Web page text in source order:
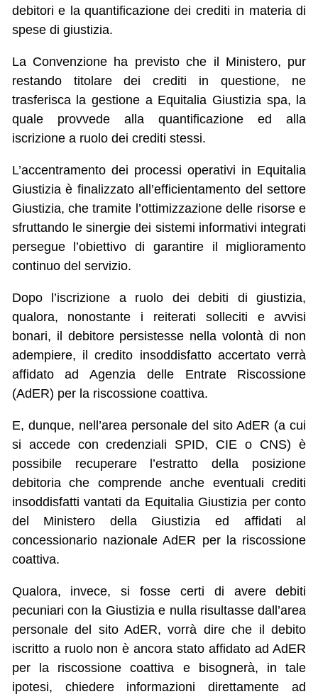
debitori e la quantificazione dei crediti in materia di
spese di giustizia.
La Convenzione ha previsto che il Ministero, pur
restando titolare dei crediti in questione, ne
trasferisca la gestione a Equitalia Giustizia spa, la
quale provvede alla quantificazione ed alla
iscrizione a ruolo dei crediti stessi.
L’accentramento dei processi operativi in Equitalia
Giustizia è finalizzato all’efficientamento del settore
Giustizia, che tramite l’ottimizzazione delle risorse e
sfruttando le sinergie dei sistemi informativi integrati
persegue l’obiettivo di garantire il miglioramento
continuo del servizio.
Dopo l’iscrizione a ruolo dei debiti di giustizia,
qualora, nonostante i reiterati solleciti e avvisi
bonari, il debitore persistesse nella volontà di non
adempiere, il credito insoddisfatto accertato verrà
affidato ad Agenzia delle Entrate Riscossione
(AdER) per la riscossione coattiva.
E, dunque, nell’area personale del sito AdER (a cui
si accede con credenziali SPID, CIE o CNS) è
possibile recuperare l’estratto della posizione
debitoria che comprende anche eventuali crediti
insoddisfatti vantati da Equitalia Giustizia per conto
del Ministero della Giustizia ed affidati al
concessionario nazionale AdER per la riscossione
coattiva.
Qualora, invece, si fosse certi di avere debiti
pecuniari con la Giustizia e nulla risultasse dall’area
personale del sito AdER, vorrà dire che il debito
iscritto a ruolo non è ancora stato affidato ad AdER
per la riscossione coattiva e bisognerà, in tale
ipotesi, chiedere informazioni direttamente ad